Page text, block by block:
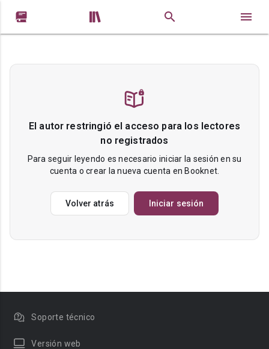
 
El autor restringió el acceso para los lectores
no registrados
Para seguir leyendo es necesario iniciar la sesión en su
cuenta o crear la nueva cuenta en Booknet.
Volver atrás Iniciar sesión
Soporte técnico
Versión web